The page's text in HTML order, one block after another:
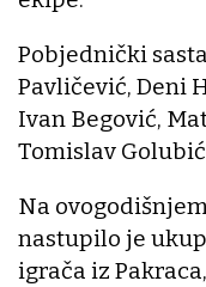
Pobjednički
Pavličević, Deni
Ivan Begović,
Tomislav
Na
nastupilo je
igrača iz